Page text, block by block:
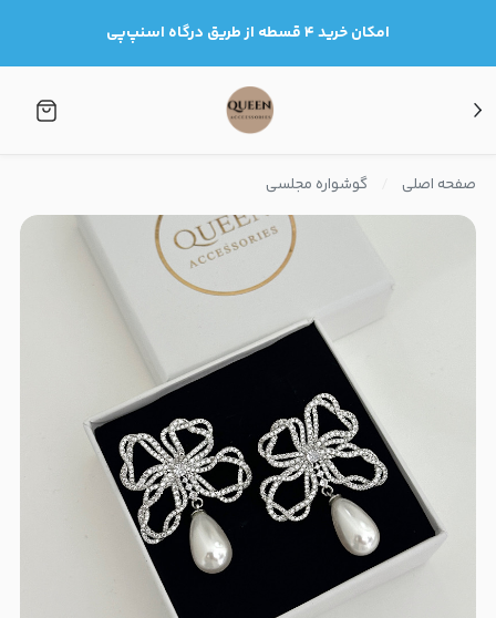
امکان خرید ۴ قسطه از طریق درگاه اسنپ‌پی
صفحه اصلی گوشواره مجلسی